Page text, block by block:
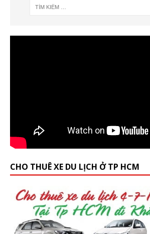
CHO THUÊ XE DU LỊCH Ở TP HCM